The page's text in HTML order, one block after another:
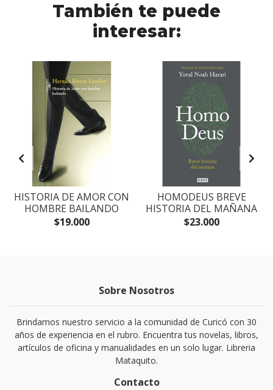
También te puede
interesar:
HISTORIA DE AMOR CON
HOMBRE BAILANDO
$19.000
HOMODEUS BREVE
HISTORIA DEL MAÑANA
$23.000
Sobre Nosotros
Brindamos nuestro servicio a la comunidad de Curicó con 30
años de experiencia en el rubro. Encuentra tus novelas, libros,
artículos de oficina y manualidades en un solo lugar. Libreria
Mataquito.
Contacto